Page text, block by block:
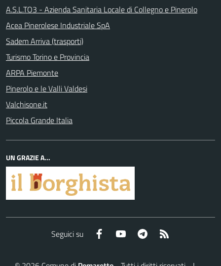
A.S.L.TO3 - Azienda Sanitaria Locale di Collegno e Pinerolo
Acea Pinerolese Industriale SpA
Sadem Arriva (trasporti)
Turismo Torino e Provincia
ARPA Piemonte
Pinerolo e le Valli Valdesi
Valchisone.it
Piccola Grande Italia
UN GRAZIE A...
Seguici su Facebook YouTube Telegram